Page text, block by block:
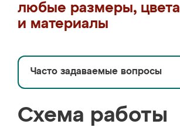
любые размеры, цвета
и материалы
Часто задаваемые вопросы
Схема работы